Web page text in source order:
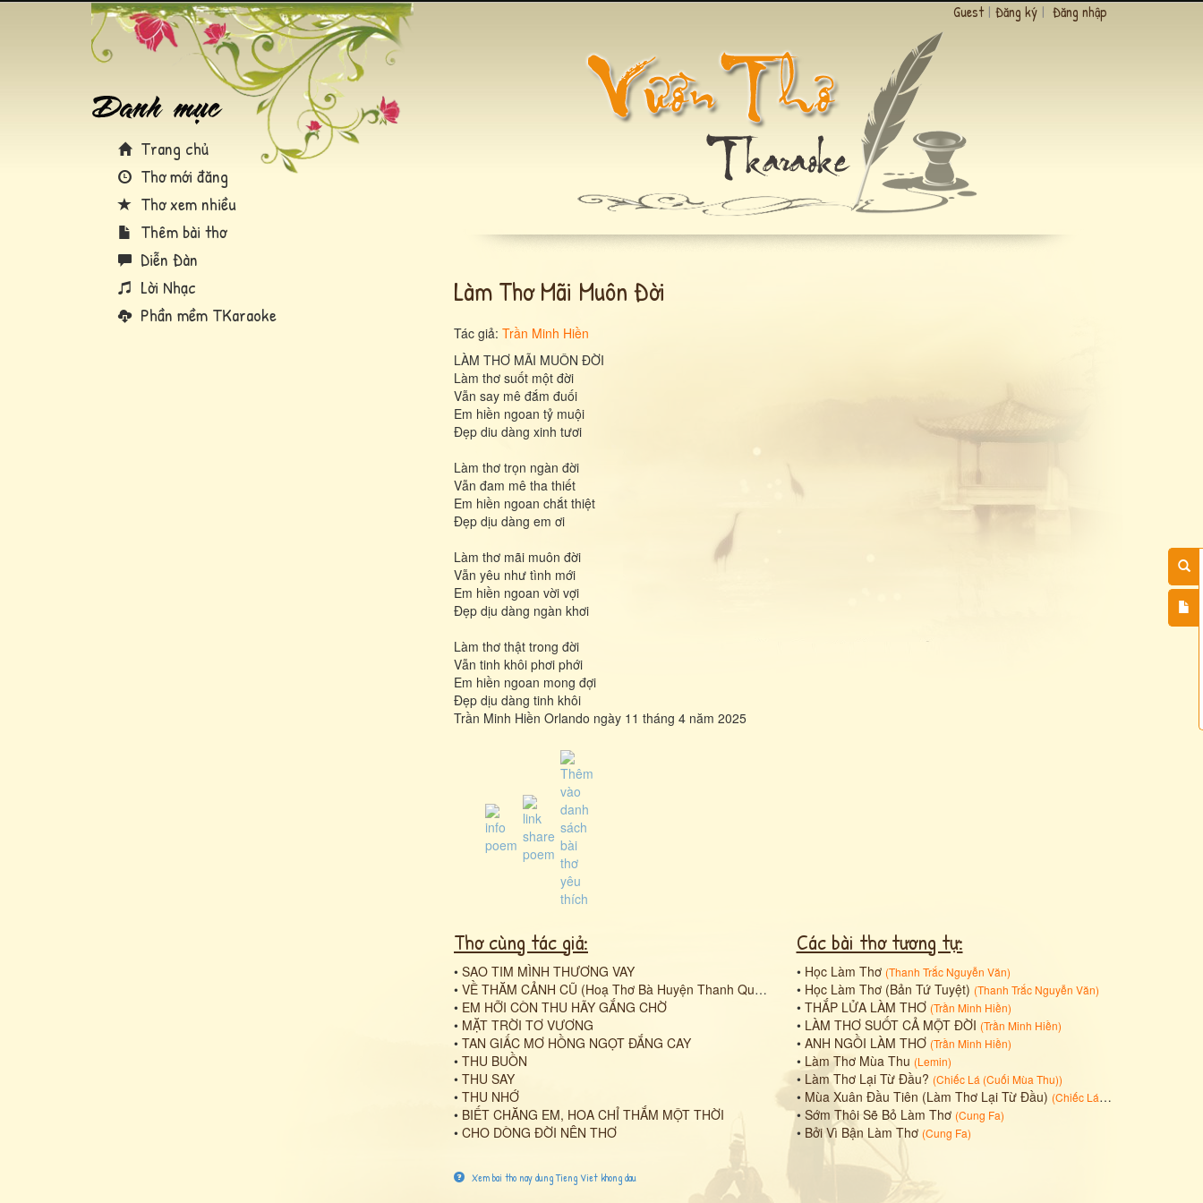
Trang chủ
Thơ mới đăng
Thơ xem nhiều
Thêm bài thơ
Diễn Đàn
Lời Nhạc
Phần mềm TKaraoke
Guest | Đăng ký | Đăng nhập
Làm Thơ Mãi Muôn Đời
Tác giả: Trần Minh Hiền
LÀM THƠ MÃI MUÔN ĐỜI
Làm thơ suốt một đời
Vẫn say mê đắm đuối
Em hiền ngoan tỷ muội
Đẹp diu dàng xinh tươi
Làm thơ trọn ngàn đời
Vẫn đam mê tha thiết
Em hiền ngoan chắt thiệt
Đẹp dịu dàng em ơi
Làm thơ mãi muôn đời
Vẫn yêu như tình mới
Em hiền ngoan vời vợi
Đẹp dịu dàng ngàn khơi
Làm thơ thật trong đời
Vẫn tinh khôi phơi phới
Em hiền ngoan mong đợi
Đẹp dịu dàng tinh khôi
Trần Minh Hiền Orlando ngày 11 tháng 4 năm 2025
Thơ cùng tác giả:
• SAO TIM MÌNH THƯƠNG VAY
• VỀ THĂM CẢNH CŨ (Hoạ Thơ Bà Huyện Thanh Quan)
• EM HỠI CÒN THU HÃY GẮNG CHỜ
• MẶT TRỜI TƠ VƯƠNG
• TAN GIẤC MƠ HỒNG NGỌT ĐẮNG CAY
• THU BUỒN
• THU SAY
• THU NHỚ
• BIẾT CHĂNG EM, HOA CHỈ THẮM MỘT THỜI
• CHO DÒNG ĐỜI NÊN THƠ
Các bài thơ tương tự:
• Học Làm Thơ (Thanh Trắc Nguyễn Văn)
• Học Làm Thơ (Bản Tứ Tuyệt) (Thanh Trắc Nguyễn Văn)
• THẮP LỬA LÀM THƠ (Trần Minh Hiền)
• LÀM THƠ SUỐT CẢ MỘT ĐỜI (Trần Minh Hiền)
• ANH NGỒI LÀM THƠ (Trần Minh Hiền)
• Làm Thơ Mùa Thu (Lemin)
• Làm Thơ Lại Từ Đầu? (Chiếc Lá (Cuối Mùa Thu))
• Mùa Xuân Đầu Tiên (Làm Thơ Lại Từ Đầu) (Chiếc Lá (Cuối Mùa Thu)
• Sớm Thôi Sẽ Bỏ Làm Thơ (Cung Fa)
• Bởi Vì Bận Làm Thơ (Cung Fa)
Xem bai tho nay dung Tieng Viet khong dau